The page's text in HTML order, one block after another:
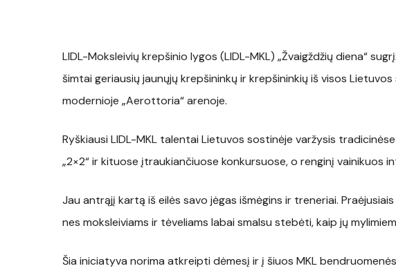
LIDL-Moksleivių krepšinio lygos (LIDL-MKL) „Žvaigždžių diena“
šimtai geriausių jaunųjų krepšininkų ir krepšininkių iš visos
modernioje „Aerottoria“ arenoje.
Ryškiausi LIDL-MKL talentai Lietuvos sostinėje varžysis
„2×2“ ir kituose įtraukiančiuose konkursuose, o renginį vainikuos
Jau antrąjį kartą iš eilės savo jėgas išmėgins ir treneriai.
nes moksleiviams ir tėveliams labai smalsu stebėti, kaip jų
Šia iniciatyva norima atkreipti dėmesį ir į šiuos MKL